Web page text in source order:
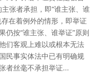
张者承担，即“谁主张、谁
在着例外的情形，即举证
仍按“谁主张、谁举证”原则
们客观上难以或根本无法
民事实体法中已有明确规
者丝毫不承担举证...